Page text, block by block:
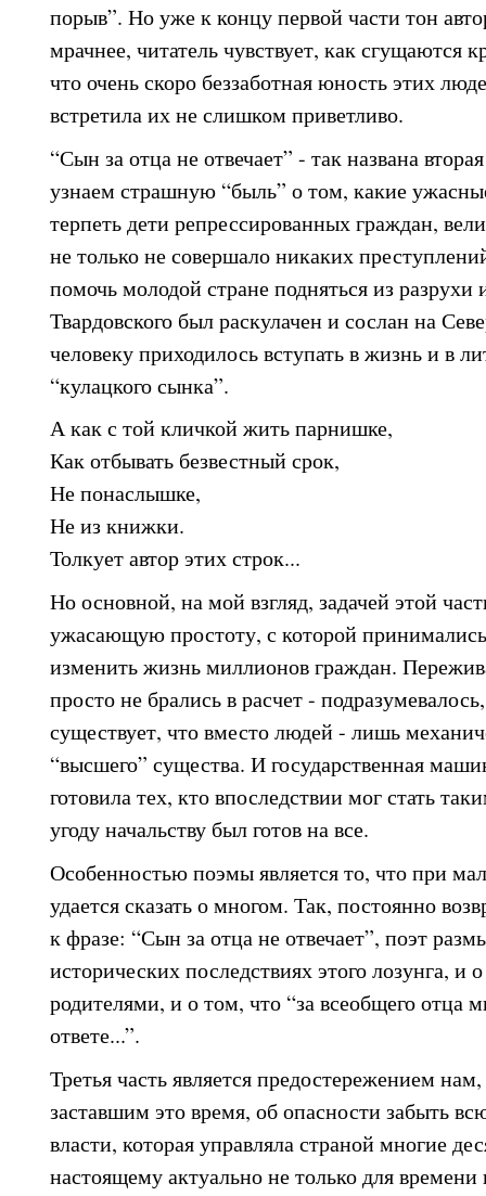
порыв”. Но уже к концу первой части тон
мрачнее, читатель чувствует, как сгущаются
что очень скоро беззаботная юность этих
встретила их не слишком приветливо.
“Сын за отца не отвечает” - так названа
узнаем страшную “быль” о том, какие
терпеть дети репрессированных граждан,
не только не совершало никаких
помочь молодой стране подняться из
Твардовского был раскулачен и сослан на
человеку приходилось вступать в жизнь и в
“кулацкого сынка”.
А как с той кличкой жить парнишке,
Как отбывать безвестный срок,
Не понаслышке,
Не из книжки.
Толкует автор этих строк...
Но основной, на мой взгляд, задачей этой
ужасающую простоту, с которой
изменить жизнь миллионов граждан.
просто не брались в расчет -
существует, что вместо людей - лишь
“высшего” существа. И государственная
готовила тех, кто впоследствии мог стать
угоду начальству был готов на все.
Особенностью поэмы является то, что при
удается сказать о многом. Так, постоянно
к фразе: “Сын за отца не отвечает”, поэт
исторических последствиях этого лозунга, и
родителями, и о том, что “за всеобщего отца
ответе...”.
Третья часть является предостережением
заставшим это время, об опасности забыть
власти, которая управляла страной многие
настоящему актуально не только для